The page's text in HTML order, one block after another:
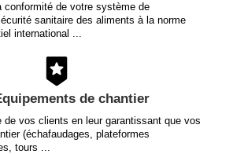
conformité de votre système de
sanitaire des aliments à la norme
international ...
de chantier
de vos clients en leur garantissant que vos
(échafaudages, plateformes
tours ...